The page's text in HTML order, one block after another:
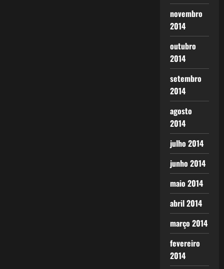
novembro
2014
outubro
2014
setembro
2014
agosto
2014
julho 2014
junho 2014
maio 2014
abril 2014
março 2014
fevereiro
2014